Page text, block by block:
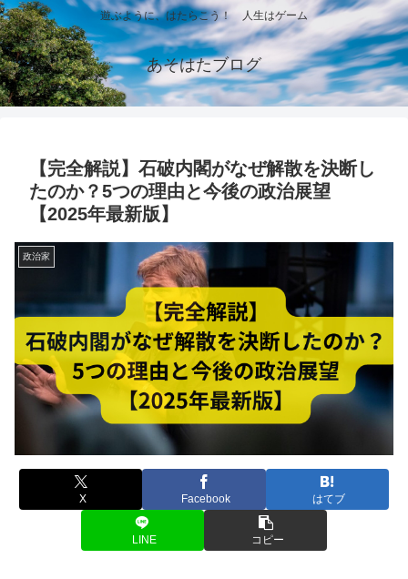
遊ぶように、はたらこう！ 人生はゲーム
あそはたブログ
【完全解説】石破内閣がなぜ解散を決断し
たのか？5つの理由と今後の政治展望
【2025年最新版】
政治家
X Facebook はてブ
LINE コピー